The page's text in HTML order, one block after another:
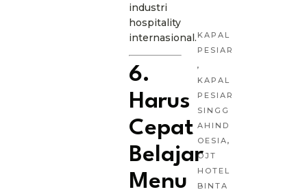
industri
hospitality
internasional.
6.
Harus
Cepat
Belajar
Menu
KAPAL
PESIAR
,
KAPAL
PESIAR
SINGG
AHIND
OESIA,
OJT
HOTEL
BINTA